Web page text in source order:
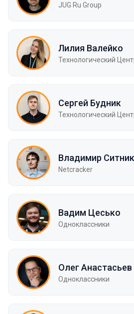
JUG Ru Group
Лилия Валейко
Технологический
Сергей Будник
Технологический
Владимир
Netcracker
Вадим Цесько
Одноклассники
Олег Анастасьев
Одноклассники